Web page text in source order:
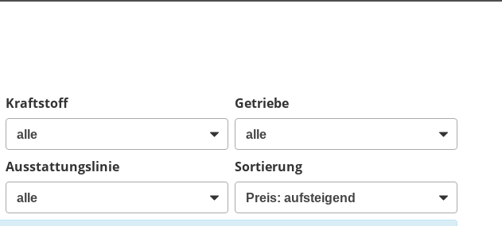
Kraftstoff Getriebe
Ausstattungslinie Sortierung